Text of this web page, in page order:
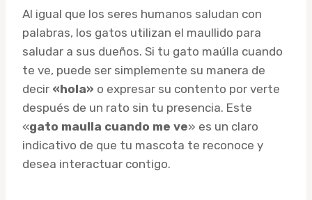
Al igual que los seres humanos saludan con
palabras, los gatos utilizan el maullido para
saludar a sus dueños. Si tu gato maúlla cuando
te ve, puede ser simplemente su manera de
decir «hola» o expresar su contento por verte
después de un rato sin tu presencia. Este
«gato maulla cuando me ve» es un claro
indicativo de que tu mascota te reconoce y
desea interactuar contigo.